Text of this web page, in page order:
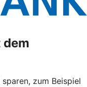
zum Beispiel